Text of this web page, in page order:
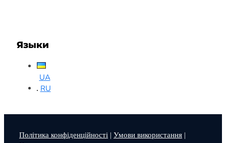
Языки
UA
RU
Політика конфіденційності | Умови використання |